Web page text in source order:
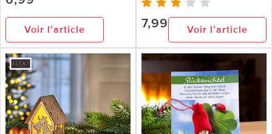
Voir l’article 7,99 Voir l’article